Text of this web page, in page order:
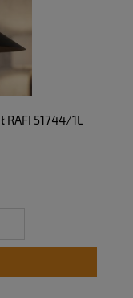
51744/1L